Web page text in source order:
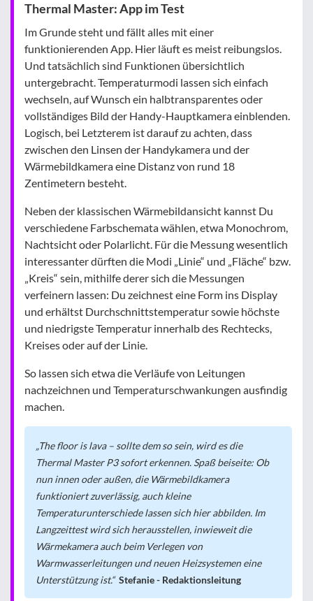
Thermal Master: App im Test
Im Grunde steht und fällt alles mit einer
funktionierenden App. Hier läuft es meist reibungslos.
Und tatsächlich sind Funktionen übersichtlich
untergebracht. Temperaturmodi lassen sich einfach
wechseln, auf Wunsch ein halbtransparentes oder
vollständiges Bild der Handy-Hauptkamera einblenden.
Logisch, bei Letzterem ist darauf zu achten, dass
zwischen den Linsen der Handykamera und der
Wärmebildkamera eine Distanz von rund 18
Zentimetern besteht.
Neben der klassischen Wärmebildansicht kannst Du
verschiedene Farbschemata wählen, etwa Monochrom,
Nachtsicht oder Polarlicht. Für die Messung wesentlich
interessanter dürften die Modi „Linie“ und „Fläche“ bzw.
„Kreis“ sein, mithilfe derer sich die Messungen
verfeinern lassen: Du zeichnest eine Form ins Display
und erhältst Durchschnittstemperatur sowie höchste
und niedrigste Temperatur innerhalb des Rechtecks,
Kreises oder auf der Linie.
So lassen sich etwa die Verläufe von Leitungen
nachzeichnen und Temperaturschwankungen ausfindig
machen.
The floor is lava – sollte dem so sein, wird es die
Thermal Master P3 sofort erkennen. Spaß beiseite: Ob
nun innen oder außen, die Wärmebildkamera
funktioniert zuverlässig, auch kleine
Temperaturunterschiede lassen sich hier abbilden. Im
Langzeittest wird sich herausstellen, inwieweit die
Wärmekamera auch beim Verlegen von
Warmwasserleitungen und neuen Heizsystemen eine
Unterstützung ist.
Stefanie - Redaktionsleitung